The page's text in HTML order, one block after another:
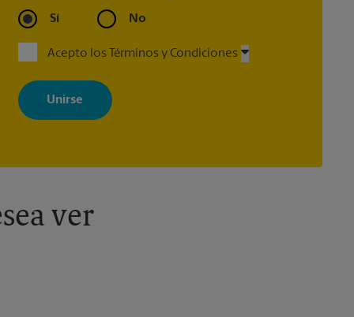
Sí No
Acepto los Términos y Condiciones
Al registrarse, acepta recibir correos electrónicos de The UPS Store
con noticias, ofertas especiales, promociones y mensajes
adaptados a sus intereses. Puede darse de baja en cualquier
momento. Para más información, consulte nuestra política de
información, contacte al centro The UPS Store en su ciudad.
ver